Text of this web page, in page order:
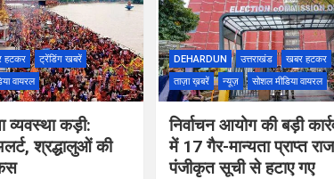
हटकर
ट्रेंडिंग खबरें
वायरल
व्यवस्था कड़ी:
श्रद्धालुओं की
DEHARDUN उत्तराखंड खबर हटकर
ताज़ा ख़बरें
न्यूज़ सोशल मीडिया वायरल
निर्वाचन आयोग की बड़ी
में 17 गैर-मान्यता प्राप्त
पंजीकृत सूची से हटाए गए